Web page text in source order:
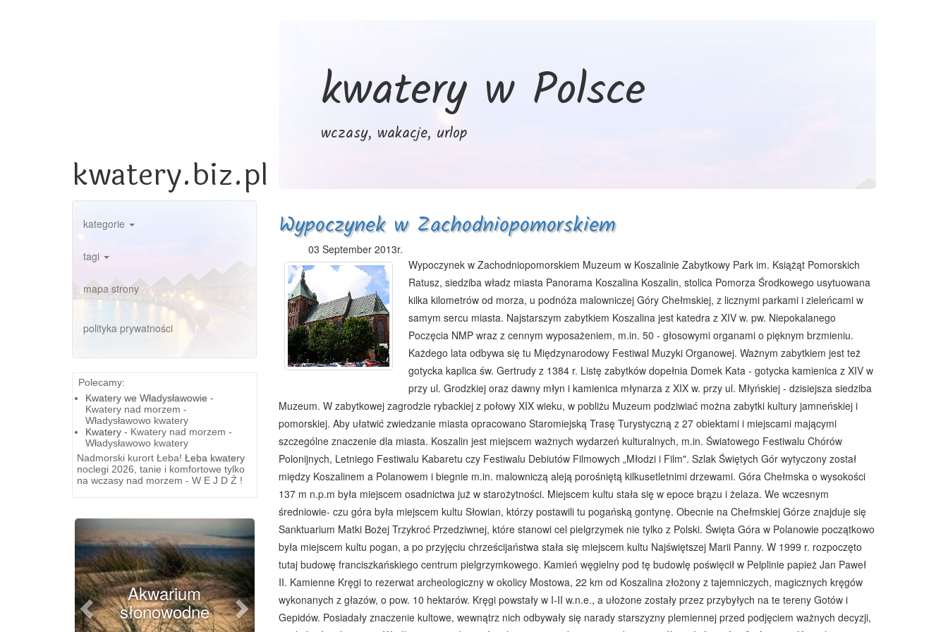
kwatery.biz.pl
kategorie
tagi
mapa strony
polityka prywatności
Polecamy:
Kwatery we Władysławowie -
Kwatery nad morzem -
Władysławowo kwatery
Kwatery - Kwatery nad morzem -
Władysławowo kwatery
Nadmorski kurort Łeba! Łeba kwatery
noclegi 2026, tanie i komfortowe tylko
na wczasy nad morzem - W E J D Ź !
Akwarium
słonowodne
Previous Next
kwatery w Polsce
wczasy, wakacje, urlop
Wypoczynek w Zachodniopomorskiem
03 September 2013r.
Wypoczynek w Zachodniopomorskiem Muzeum w Koszalinie Zabytkowy Park im. Książąt Pomorskich
Ratusz, siedziba władz miasta Panorama Koszalina Koszalin, stolica Pomorza Środkowego usytuowana
kilka kilometrów od morza, u podnóża malowniczej Góry Chełmskiej, z licznymi parkami i zieleńcami w
samym sercu miasta. Najstarszym zabytkiem Koszalina jest katedra z XIV w. pw. Niepokalanego
Poczęcia NMP wraz z cennym wyposażeniem, m.in. 50 - głosowymi organami o pięknym brzmieniu.
Każdego lata odbywa się tu Międzynarodowy Festiwal Muzyki Organowej. Ważnym zabytkiem jest też
gotycka kaplica św. Gertrudy z 1384 r. Listę zabytków dopełnia Domek Kata - gotycka kamienica z XIV w
przy ul. Grodzkiej oraz dawny młyn i kamienica młynarza z XIX w. przy ul. Młyńskiej - dzisiejsza siedziba
Muzeum. W zabytkowej zagrodzie rybackiej z połowy XIX wieku, w pobliżu Muzeum podziwiać można zabytki kultury jamneńskiej i
pomorskiej. Aby ułatwić zwiedzanie miasta opracowano Staromiejską Trasę Turystyczną z 27 obiektami i miejscami mającymi
szczególne znaczenie dla miasta. Koszalin jest miejscem ważnych wydarzeń kulturalnych, m.in. Światowego Festiwalu Chórów
Polonijnych, Letniego Festiwalu Kabaretu czy Festiwalu Debiutów Filmowych „Młodzi i Film". Szlak Świętych Gór wytyczony został
między Koszalinem a Polanowem i biegnie m.in. malowniczą aleją porośniętą kilkusetletnimi drzewami. Góra Chełmska o wysokości
137 m n.p.m była miejscem osadnictwa już w starożytności. Miejscem kultu stała się w epoce brązu i żelaza. We wczesnym
średniowie- czu góra była miejscem kultu Słowian, którzy postawili tu pogańską gontynę. Obecnie na Chełmskiej Górze znajduje się
Sanktuarium Matki Bożej Trzykroć Przedziwnej, które stanowi cel pielgrzymek nie tylko z Polski. Święta Góra w Polanowie początkowo
była miejscem kultu pogan, a po przyjęciu chrześcijaństwa stała się miejscem kultu Najświętszej Marii Panny. W 1999 r. rozpoczęto
tutaj budowę franciszkańskiego centrum pielgrzymkowego. Kamień węgielny pod tę budowlę poświęcił w Pelplinie papież Jan Paweł
II. Kamienne Kręgi to rezerwat archeologiczny w okolicy Mostowa, 22 km od Koszalina złożony z tajemniczych, magicznych kręgów
wykonanych z głazów, o pow. 10 hektarów. Kręgi powstały w I-II w.n.e., a ułożone zostały przez przybyłych na te tereny Gotów i
Gepidów. Posiadały znaczenie kultowe, wewnątrz nich odbywały się narady starszyzny plemiennej przed podjęciem ważnych decyzji,